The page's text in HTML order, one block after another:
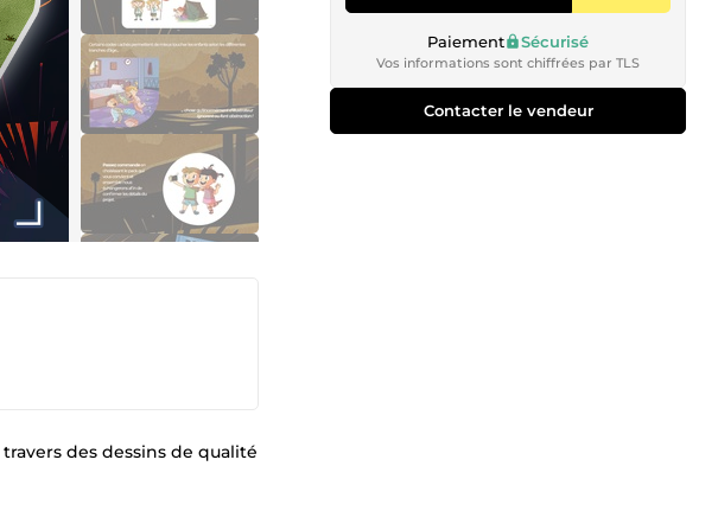
des dessins de qualité
Paiement Sécurisé
Vos informations sont chiffrées par TLS
Contacter le vendeur